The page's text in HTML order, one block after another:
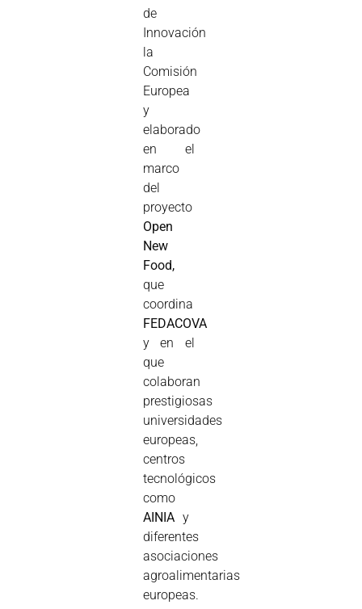
de
Innovación
la
Comisión
Europea
y
elaborado
en el
marco
del
proyecto
Open
New
Food,
que
coordina
FEDACOVA
y en el
que
colaboran
prestigiosas
universidades
europeas,
centros
tecnológicos
como
AINIA y
diferentes
asociaciones
agroalimentarias
europeas.